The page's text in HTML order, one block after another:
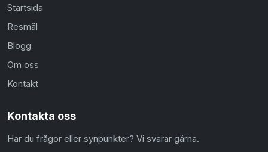
Startsida
Resmål
Blogg
Om oss
Kontakt
Kontakta oss
Har du frågor eller synpunkter? Vi svarar gärna.